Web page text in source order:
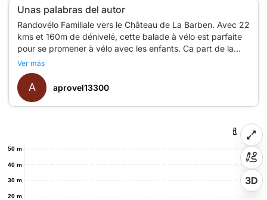
Unas palabras del autor
Randovélo Familiale vers le Château de La Barben. Avec 22
kms et 160m de dénivelé, cette balade à vélo est parfaite
pour se promener à vélo avec les enfants. Ca part de la
mairie de Salon et ça passe essentiellement par de petites
routes calmes. Avec peu de dénivelé, même les enfants
peuvent suivre leurs parents. On peut faire une bonne
pause au Château de La Barben et rentrer tranquillement
Ver más
A aprovel13300
20 m
30 m
40 m
50 m
3D